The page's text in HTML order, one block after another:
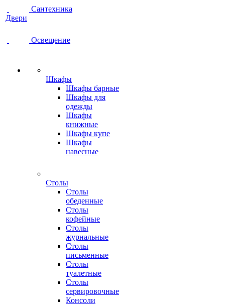
Сантехника
Двери
Освещение
Шкафы
Шкафы барные
Шкафы для
одежды
Шкафы
книжные
Шкафы купе
Шкафы
навесные
Столы
Столы
обеденные
Столы
кофейные
Столы
журнальные
Столы
письменные
Столы
туалетные
Столы
сервировочные
Консоли